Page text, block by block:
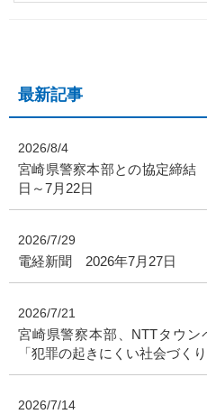
最新記事
2026/8/4
宮崎県警察本部との協定締
日～7月22日
2026/7/29
電経新聞 2026年7月27日
2026/7/21
宮崎県警察本部、NTTタウ
「犯罪の起きにくい社会づく
2026/7/14